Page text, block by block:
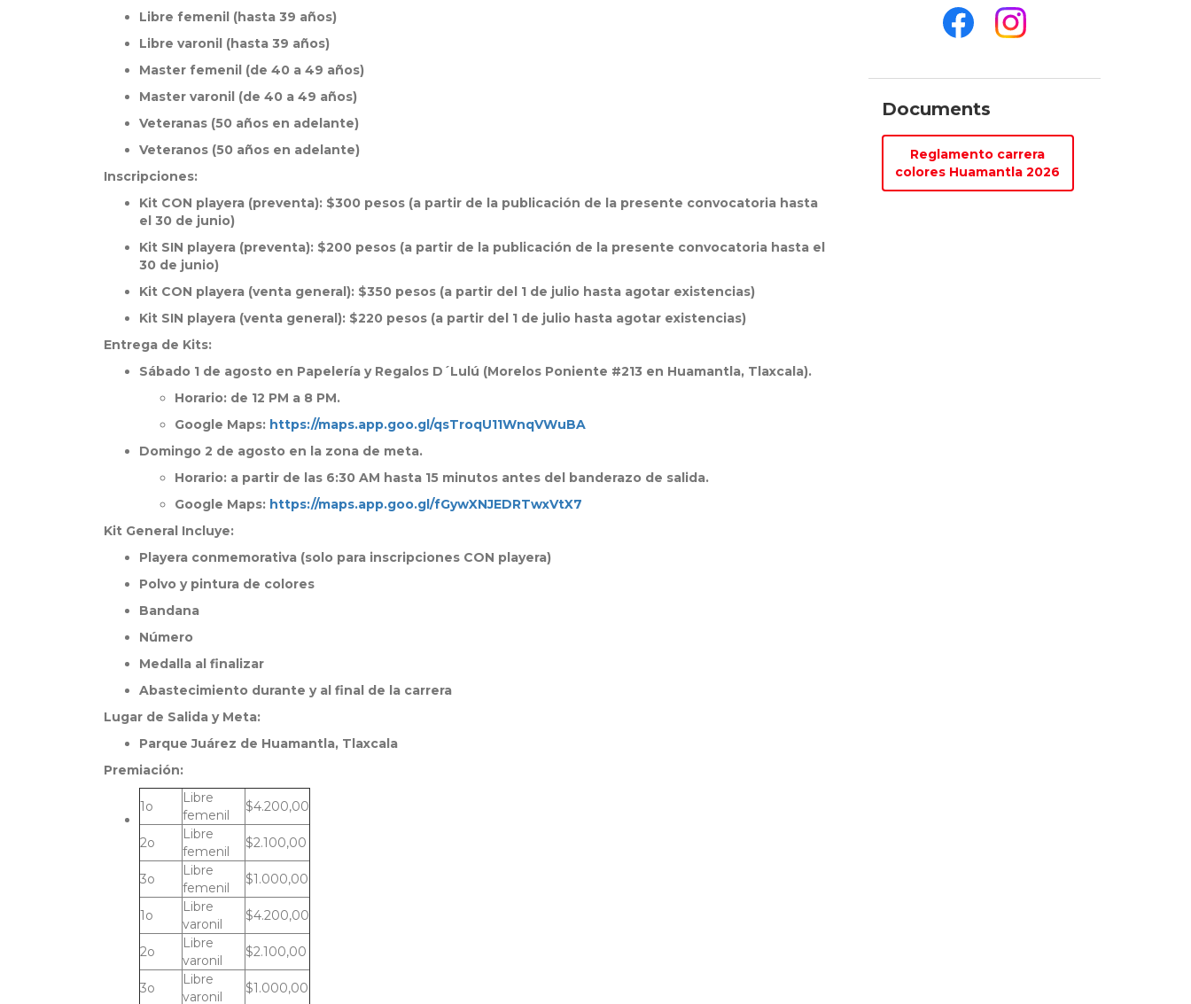
Libre femenil (hasta 39 años)
Libre varonil (hasta 39 años)
Master femenil (de 40 a 49 años)
Master varonil (de 40 a 49 años)
Veteranas (50 años en adelante)
Veteranos (50 años en adelante)
Inscripciones:
Kit CON playera (preventa): $300 pesos (a partir de la publicación de la presente convocatoria hasta
el 30 de junio)
Kit SIN playera (preventa): $200 pesos (a partir de la publicación de la presente convocatoria hasta el
30 de junio)
Kit CON playera (venta general): $350 pesos (a partir del 1 de julio hasta agotar existencias)
Kit SIN playera (venta general): $220 pesos (a partir del 1 de julio hasta agotar existencias)
Entrega de Kits:
Sábado 1 de agosto en Papelería y Regalos D´Lulú (Morelos Poniente #213 en Huamantla, Tlaxcala).
Horario: de 12 PM a 8 PM.
Google Maps: https://maps.app.goo.gl/qsTroqU11WnqVWuBA
Domingo 2 de agosto en la zona de meta.
Horario: a partir de las 6:30 AM hasta 15 minutos antes del banderazo de salida.
Google Maps: https://maps.app.goo.gl/fGywXNJEDRTwxVtX7
Kit General Incluye:
Playera conmemorativa (solo para inscripciones CON playera)
Polvo y pintura de colores
Bandana
Número
Medalla al finalizar
Abastecimiento durante y al final de la carrera
Lugar de Salida y Meta:
Parque Juárez de Huamantla, Tlaxcala
Premiación:
1o
Libre
femenil
$4.200,00
2o
Libre
femenil
$2.100,00
3o
Libre
femenil
$1.000,00
1o
Libre
varonil
$4.200,00
2o
Libre
varonil
$2.100,00
3o
Libre
varonil
$1.000,00
Documents
Reglamento carrera
colores Huamantla 2026